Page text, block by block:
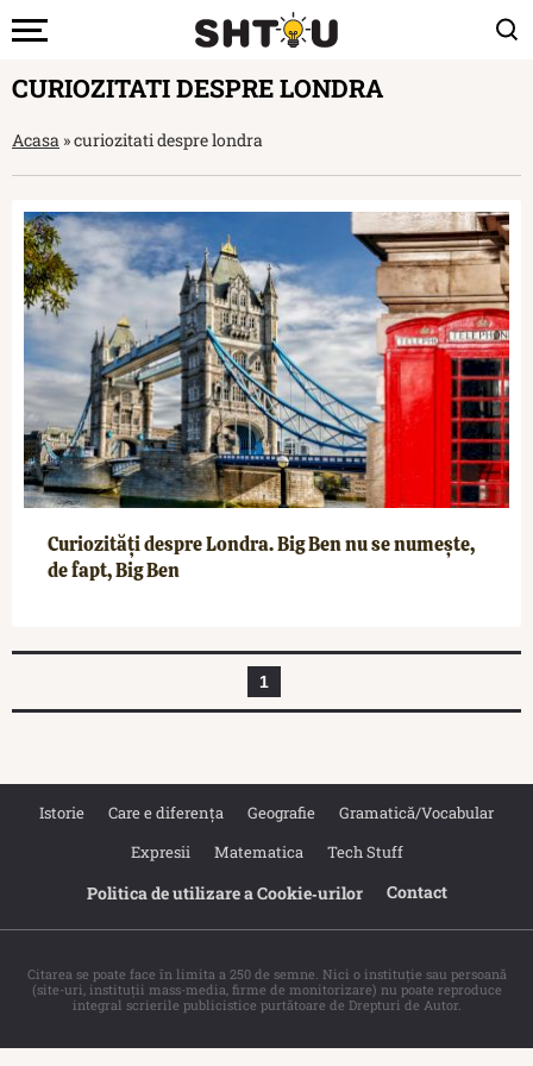
CURIOZITATI DESPRE LONDRA
Acasa »curiozitati despre londra
Curiozități despre Londra. Big Ben nu se numește,
de fapt, Big Ben
1
Istorie Care e diferența Geografie
Gramatică/Vocabular
Expresii
Matematica Tech Stuff
Politica de utilizare a Cookie‐urilor Contact
Citarea se poate face în limita a 250 de semne. Nici o instituţie sau persoană
(site-uri, instituţii mass-media, firme de monitorizare) nu poate reproduce
integral scrierile publicistice purtătoare de Drepturi de Autor.